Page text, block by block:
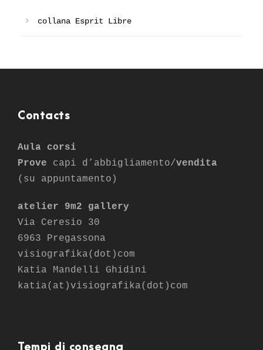
collana Esprit Libre
Contacts
Aula corsi
Prove capi d’abbigliamento/vendita
(su appuntamento)
atelier 9m2 gallery
Via Ceresio 30
6963 Pregassona
visiografika(dot)com
Katia Mandelli Ghidini
katia(at)visiografika(dot)com